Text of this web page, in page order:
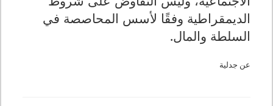
الديمقراطية وفقًا لأسس المحاصصة في
السلطة والمال.
عن جدلية